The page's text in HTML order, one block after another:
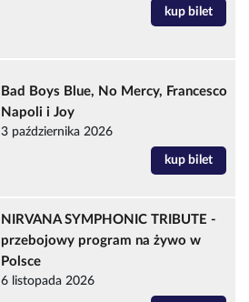
kup bilet
Bad Boys Blue, No Mercy, Francesco
Napoli i Joy
3 października 2026
kup bilet
NIRVANA SYMPHONIC TRIBUTE -
przebojowy program na żywo w
Polsce
6 listopada 2026